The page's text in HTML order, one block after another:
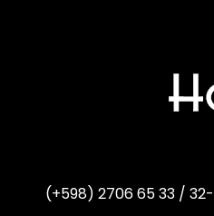
(+598) 2706 65 33 / 32-